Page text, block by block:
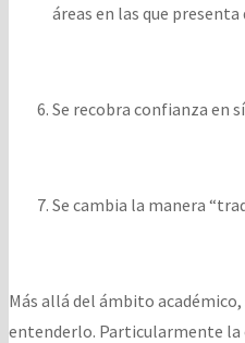
áreas en las que
Se recobra confianza en
Se cambia la manera
Más allá del ámbito
entenderlo. Particularmente la